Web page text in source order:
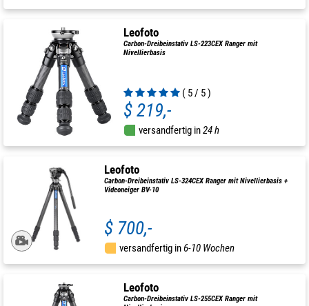
Leofoto
Carbon-Dreibeinstativ LS-223CEX Ranger mit
Nivellierbasis
( 5 / 5 )
$ 219,-
versandfertig in24 h
Leofoto
Carbon-Dreibeinstativ LS-324CEX Ranger mit Nivellierbasis +
Videoneiger BV-10
$ 700,-
versandfertig in6-10 Wochen
Leofoto
Carbon-Dreibeinstativ LS-255CEX Ranger mit